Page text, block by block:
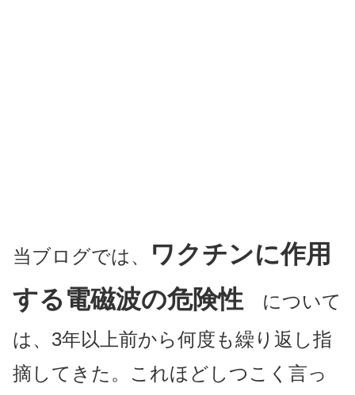
当ブログでは、
ワクチンに作用
する電磁波の危険性 について
は、3年以上前から何度も繰り返し指
摘してきた。これほどしつこく言っ